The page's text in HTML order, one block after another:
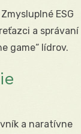
ESG
a správaní
game“ lídrov.
a naratívne